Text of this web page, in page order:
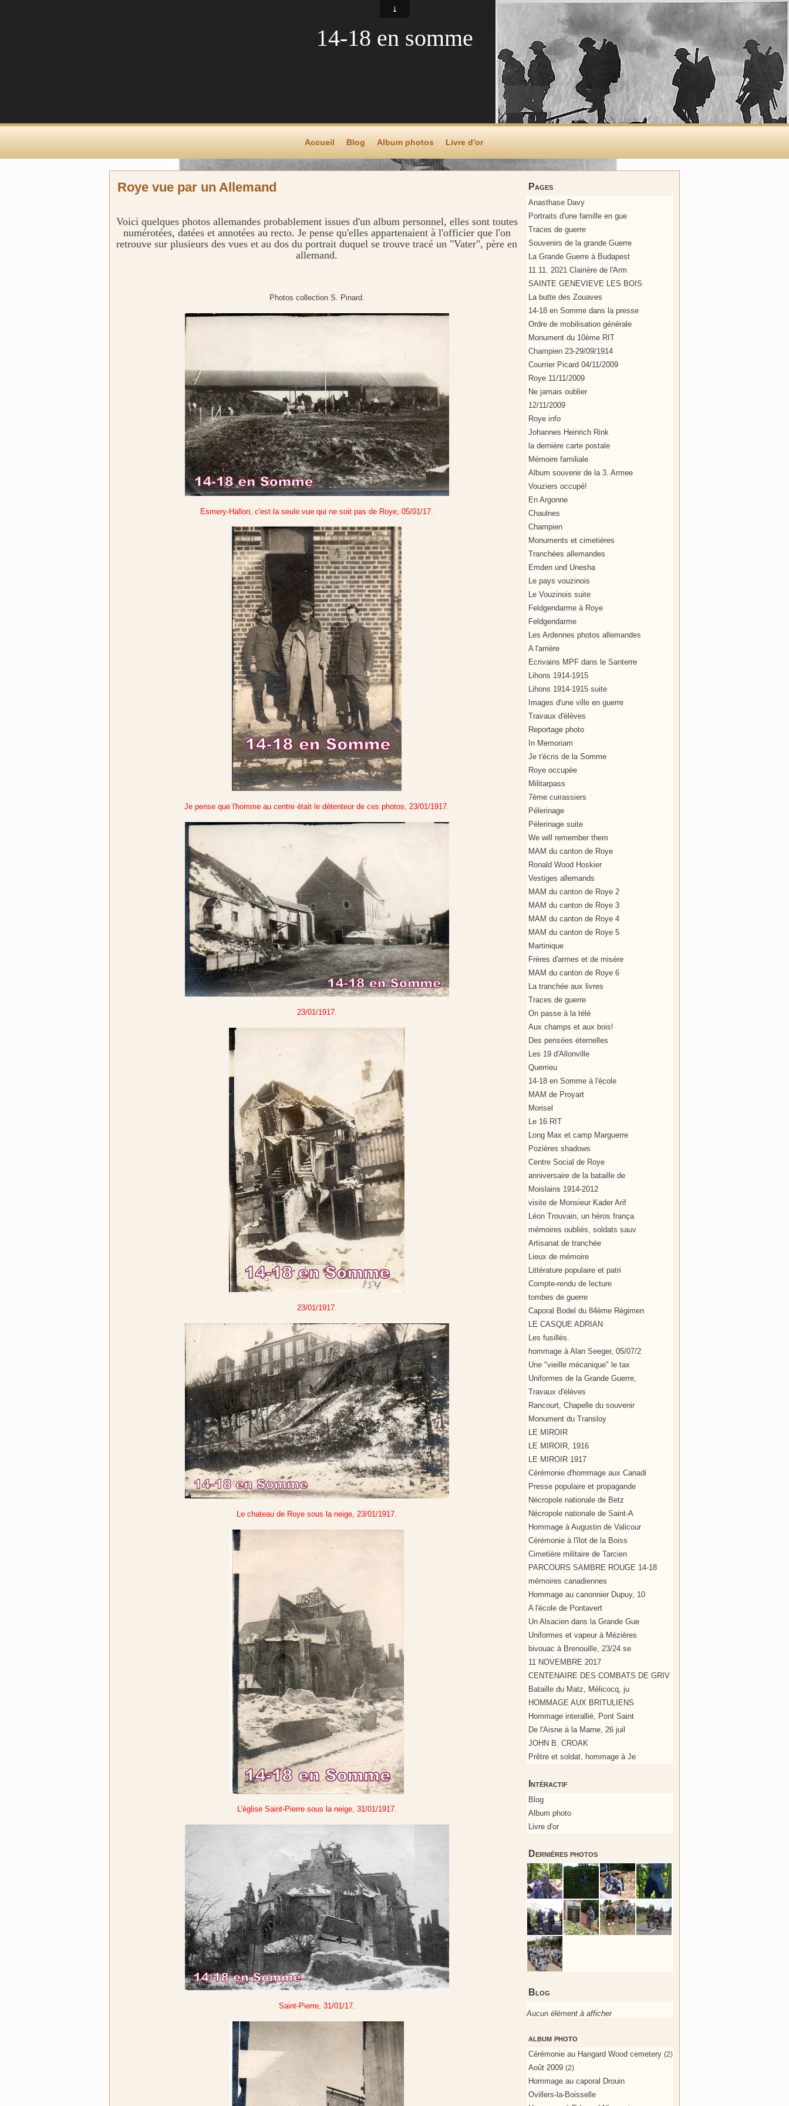
14-18 en somme
Accueil Blog Album photos Livre d'or
Pages
Anasthase Davy
Portraits d'une famille en gue
Traces de guerre
Souvenirs de la grande Guerre
La Grande Guerre à Budapest
11.11. 2021 Clairière de l'Arm
SAINTE GENEVIEVE LES BOIS
La butte des Zouaves
14-18 en Somme dans la presse
Ordre de mobilisation générale
Monument du 10ème RIT
Champien 23-29/09/1914
Courrier Picard 04/11/2009
Roye 11/11/2009
Ne jamais oublier
12/11/2009
Roye info
Johannes Heinrich Rink
la dernière carte postale
Mémoire familiale
Album souvenir de la 3. Armee
Vouziers occupé!
En Argonne
Chaulnes
Champien
Monuments et cimetières
Tranchées allemandes
Emden und Unesha
Le pays vouzinois
Le Vouzinois suite
Feldgendarme à Roye
Feldgendarme
Les Ardennes photos allemandes
A l'arrière
Ecrivains MPF dans le Santerre
Lihons 1914-1915
Lihons 1914-1915 suite
Images d'une ville en guerre
Travaux d'élèves
Reportage photo
In Memoriam
Je t'écris de la Somme
Roye occupée
Militarpass
7ème cuirassiers
Pélerinage
Pélerinage suite
We will remember them
MAM du canton de Roye
Ronald Wood Hoskier
Vestiges allemands
MAM du canton de Roye 2
MAM du canton de Roye 3
MAM du canton de Roye 4
MAM du canton de Roye 5
Martinique
Frères d'armes et de misère
MAM du canton de Roye 6
La tranchée aux livres
Traces de guerre
On passe à la télé
Aux champs et aux bois!
Des pensées éternelles
Les 19 d'Allonville
Querrieu
14-18 en Somme à l'école
MAM de Proyart
Morisel
Le 16 RIT
Long Max et camp Marguerre
Pozières shadows
Centre Social de Roye
anniversaire de la bataille de
Moislains 1914-2012
visite de Monsieur Kader Arif
Léon Trouvain, un héros frança
mémoires oubliés, soldats sauv
Artisanat de tranchée
Lieux de mémoire
Littérature populaire et patri
Compte-rendu de lecture
tombes de guerre
Caporal Bodel du 84ème Régimen
LE CASQUE ADRIAN
Les fusillés.
hommage à Alan Seeger, 05/07/2
Une "vieille mécanique" le tax
Uniformes de la Grande Guerre,
Travaux d'élèves
Rancourt, Chapelle du souvenir
Monument du Transloy
LE MIROIR
LE MIROIR, 1916
LE MIROIR 1917
Cérémonie d'hommage aux Canadi
Presse populaire et propagande
Nécropole nationale de Betz
Nécropole nationale de Saint-A
Hommage à Augustin de Valicour
Cérémonie à l'îlot de la Boiss
Cimetière militaire de Tarcien
PARCOURS SAMBRE ROUGE 14-18
mémoires canadiennes
Hommage au canonnier Dupuy, 10
A l'école de Pontavert
Un Alsacien dans la Grande Gue
Uniformes et vapeur à Mézières
bivouac à Brenouille, 23/24 se
11 NOVEMBRE 2017
CENTENAIRE DES COMBATS DE GRIV
Bataille du Matz, Mélicocq, ju
HOMMAGE AUX BRITULIENS
Hommage interallié, Pont Saint
De l'Aisne à la Marne, 26 juil
JOHN B. CROAK
Prêtre et soldat, hommage à Je
Intéractif
Blog
Album photo
Livre d'or
Dernières photos
Blog
Aucun élément à afficher
album photo
Cérémonie au Hangard Wood cemetery (2)
Août 2009 (2)
Hommage au caporal Drouin
Ovillers-la-Boisselle
Roye vue par un Allemand
Voici quelques photos allemandes probablement issues d'un album personnel, elles sont toutes
numérotées, datées et annotées au recto. Je pense qu'elles appartenaient à l'officier que l'on
retrouve sur plusieurs des vues et au dos du portrait duquel se trouve tracé un "Vater", père en
allemand.
Photos collection S. Pinard.
Esmery-Hallon, c'est la seule vue qui ne soit pas de Roye, 05/01/17.
Je pense que l'homme au centre était le détenteur de ces photos, 23/01/1917.
23/01/1917.
23/01/1917.
Le chateau de Roye sous la neige, 23/01/1917.
L'église Saint-Pierre sous la neige, 31/01/1917.
Saint-Pierre, 31/01/17.